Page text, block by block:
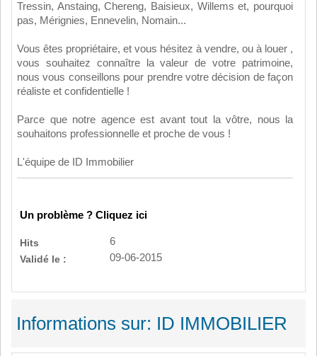
Tressin, Anstaing, Chereng, Baisieux, Willems et, pourquoi
pas, Mérignies, Ennevelin, Nomain...
Vous êtes propriétaire, et vous hésitez à vendre, ou à louer ,
vous souhaitez connaître la valeur de votre patrimoine,
nous vous conseillons pour prendre votre décision de façon
réaliste et confidentielle !
Parce que notre agence est avant tout la vôtre, nous la
souhaitons professionnelle et proche de vous !
L'équipe de ID Immobilier
Un problème ? Cliquez ici
Hits
6
Validé le :
09-06-2015
Informations sur: ID IMMOBILIER